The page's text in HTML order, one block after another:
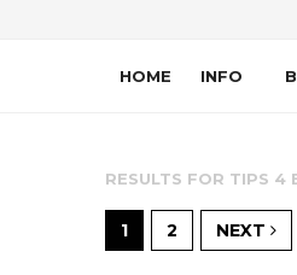
HOME INFO
RESULTS FOR TIPS 4
1 2 NEXT